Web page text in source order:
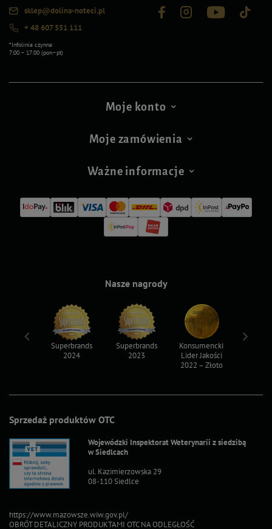
sklep@dolina-noteci.pl
+ 48 607 551 111
*Infolinia czynna
7:00 – 17:00 (pon–pt)
Moje konto
Moje zamówienia
Ważne informacje
Sprzedaż produktów OTC
Wojewódzki Inspektorat Weterynarii z siedzibą
w Siedlcach
ul. Kazimierzowska 29
08-110 Siedlce
https://www.mazowsze.wiw.gov.pl/
OBRÓT DETALICZNY PRODUKTAMI OTC NA ODLEGŁOŚĆ
Nasze nagrody
Superbrands
2024
Superbrands
2023
Konsumencki
Lider Jakości
2022 – Złoto